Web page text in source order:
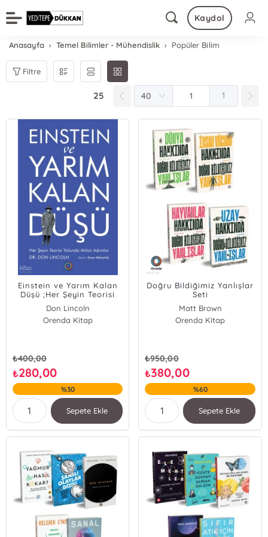
Kaydol
Anasayfa Temel Bilimler - Mühendislik Popüler Bilim
Filtre
25 1
Einstein ve Yarım Kalan
Düşü ;Her Şeyin Teorisi
Yolunda Atılan Adımlar
Don Lincoln
Orenda Kitap
₺400,00
₺280,00
%30
Sepete Ekle
Doğru Bildiğimiz Yanlışlar
Seti
Matt Brown
Orenda Kitap
₺950,00
₺380,00
%60
Sepete Ekle